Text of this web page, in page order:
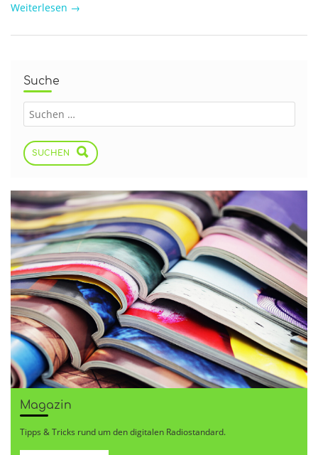
Weiterlesen →
Suche
SUCHEN
Magazin
Tipps & Tricks rund um den digitalen Radiostandard.